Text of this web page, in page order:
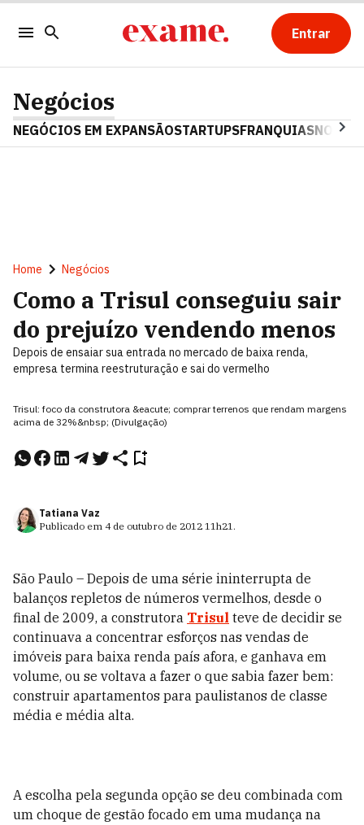
Entrar
Negócios
NEGÓCIOS EM EXPANSÃOSTARTUPSFRANQUIAS
Home Negócios
Como a Trisul conseguiu sair
do prejuízo vendendo menos
Depois de ensaiar sua entrada no mercado de baixa renda,
empresa termina reestruturação e sai do vermelho
Trisul: foco da construtora &eacute; comprar terrenos que rendam margens
acima de 32%&nbsp; (Divulgação)
Tatiana Vaz
Publicado em 4 de outubro de 2012 11h21.
São Paulo – Depois de uma série ininterrupta de
balanços repletos de números vermelhos, desde o
final de 2009, a construtora Trisul teve de decidir se
continuava a concentrar esforços nas vendas de
imóveis para baixa renda país afora, e ganhava em
volume, ou se voltava a fazer o que sabia fazer bem:
construir apartamentos para paulistanos de classe
média e média alta.
A escolha pela segunda opção se deu combinada com
um choque de gestão focado em uma mudança na